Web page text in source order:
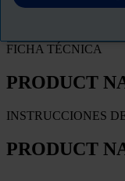
FILTRO
FICHA TÉCNICA
PRODUCT
INSTRUCCIONES
PRODUCT